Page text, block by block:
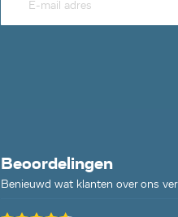
Beoordelingen
Benieuwd wat klanten over ons